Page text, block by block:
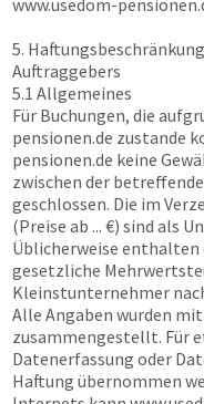
www.usedom-
5.
Auftraggebers
5.1 Allgemeines
Für Buchungen, die
pensionen.de zustande
pensionen.de keine
zwischen der
geschlossen. Die im
(Preise ab ... €) sind als
Üblicherweise enthalten
gesetzliche
Kleinstunternehmer
Alle Angaben wurden
zusammengestellt. Für
Datenerfassung oder
Haftung übernommen